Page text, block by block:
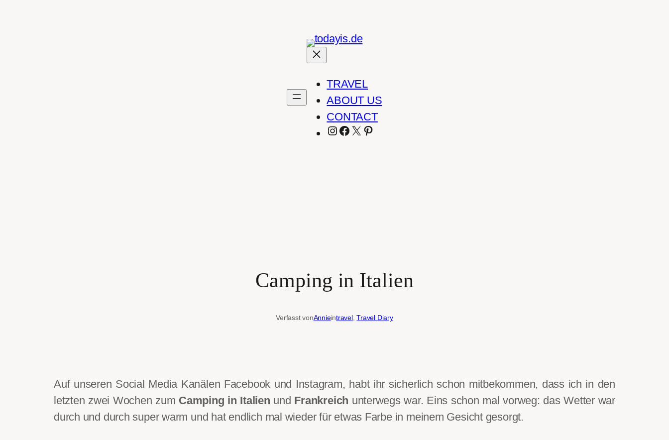
TRAVEL
ABOUT US
CONTACT
INSTAGRAM
FACEBOOK
X PINTEREST
Camping in Italien
Verfasst vonAnnieintravel, Travel Diary
Auf unseren Social Media Kanälen Facebook und Instagram, habt ihr sicherlich schon mitbekommen, dass ich in den
letzten zwei Wochen zum Camping in Italien und Frankreich unterwegs war. Eins schon mal vorweg: das Wetter war
durch und durch super warm und hat endlich mal wieder für etwas Farbe in meinem Gesicht gesorgt.